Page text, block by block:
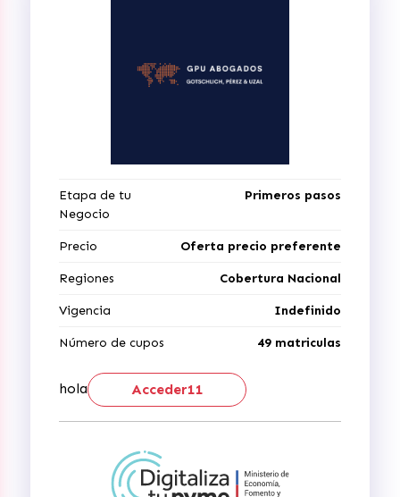
Etapa de tu
Negocio
Primeros pasos
Precio Oferta precio preferente
Regiones Cobertura Nacional
Vigencia Indefinido
Número de cupos 49 matriculas
hola Acceder11